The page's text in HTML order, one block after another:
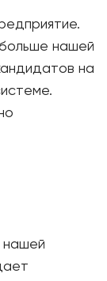
нашей
на
нашей